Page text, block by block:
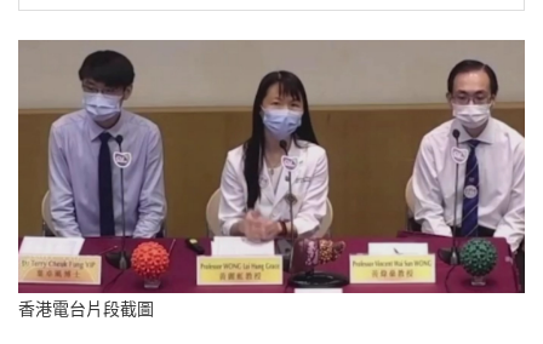
香港電台片段截圖